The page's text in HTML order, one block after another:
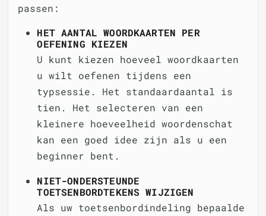
passen:
HET AANTAL WOORDKAARTEN PER
OEFENING KIEZEN
U kunt kiezen hoeveel woordkaarten
u wilt oefenen tijdens een
typsessie. Het standaardaantal is
tien. Het selecteren van een
kleinere hoeveelheid woordenschat
kan een goed idee zijn als u een
beginner bent.
NIET-ONDERSTEUNDE
TOETSENBORDTEKENS WIJZIGEN
Als uw toetsenbordindeling bepaalde